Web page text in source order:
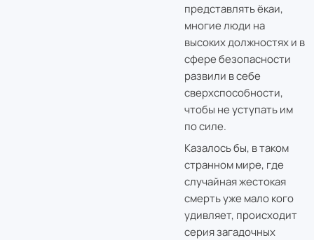
представлять ёкаи,
многие люди на
высоких должностях и в
сфере безопасности
развили в себе
сверхспособности,
чтобы не уступать им
по силе.
Казалось бы, в таком
странном мире, где
случайная жестокая
смерть уже мало кого
удивляет, происходит
серия загадочных